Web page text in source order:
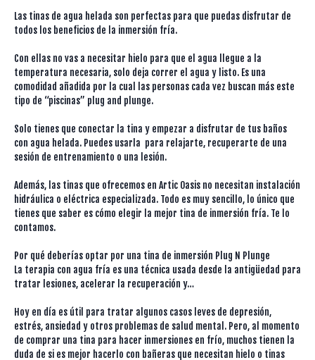
Las tinas de agua helada son perfectas para que puedas disfrutar de
todos los beneficios de la inmersión fría.
Con ellas no vas a necesitar hielo para que el agua llegue a la
temperatura necesaria, solo deja correr el agua y listo. Es una
comodidad añadida por la cual las personas cada vez buscan más este
tipo de “piscinas” plug and plunge.
Solo tienes que conectar la tina y empezar a disfrutar de tus baños
con agua helada. Puedes usarla para relajarte, recuperarte de una
sesión de entrenamiento o una lesión.
Además, las tinas que ofrecemos en Artic Oasis no necesitan instalación
hidráulica o eléctrica especializada. Todo es muy sencillo, lo único que
tienes que saber es cómo elegir la mejor tina de inmersión fría. Te lo
contamos.
Por qué deberías optar por una tina de inmersión Plug N Plunge
La terapia con agua fría es una técnica usada desde la antigüedad para
tratar lesiones, acelerar la recuperación y…
Hoy en día es útil para tratar algunos casos leves de depresión,
estrés, ansiedad y otros problemas de salud mental. Pero, al momento
de comprar una tina para hacer inmersiones en frío, muchos tienen la
duda de si es mejor hacerlo con bañeras que necesitan hielo o tinas